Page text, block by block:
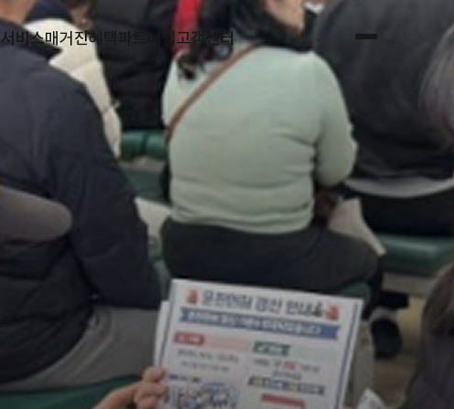
서비스매거진혜택파트너십고객센터 전체메뉴